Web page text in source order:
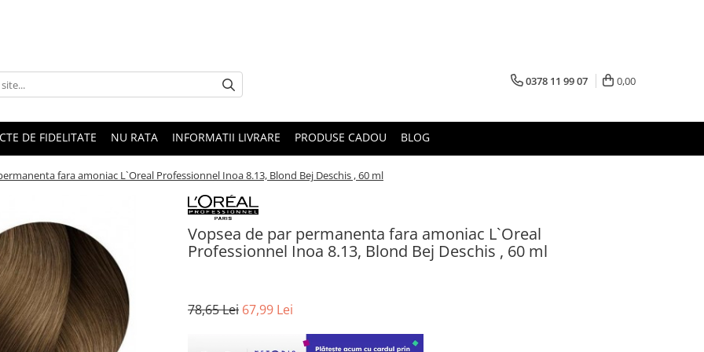
0378 11 99 07 0,00
DE FIDELITATE NU RATA INFORMATII LIVRARE PRODUSE CADOU BLOG
fara amoniac L`Oreal Professionnel Inoa 8.13, Blond Bej Deschis , 60 ml
Vopsea de par permanenta fara amoniac L`Oreal
Professionnel Inoa 8.13, Blond Bej Deschis , 60 ml
78,65 Lei 67,99 Lei